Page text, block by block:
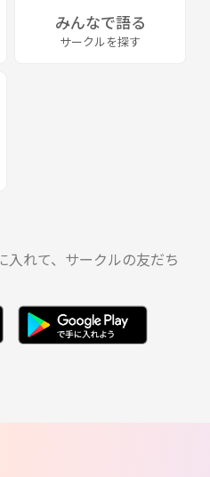
みんなで語る
サークルを探す
入れて、サークルの友だち